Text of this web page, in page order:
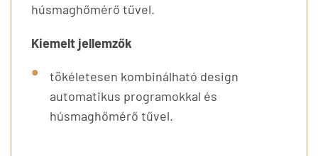
húsmaghőmérő tűvel.
Kiemelt jellemzők
tökéletesen kombinálható design
automatikus programokkal és
húsmaghőmérő tűvel.